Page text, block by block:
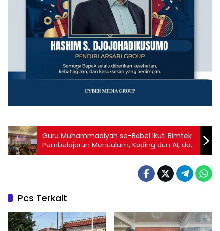
‎Guru Muhammadiyah se-Babel Ikuti Bimtek
Pembelajaran Mendalam, Koding dan AI, dan
Penguatan Pendidikan Karakter
Pos Terkait